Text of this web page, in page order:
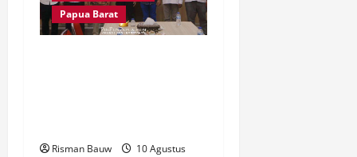
i
o
Papua Barat
Risman Bauw
10 Agustus